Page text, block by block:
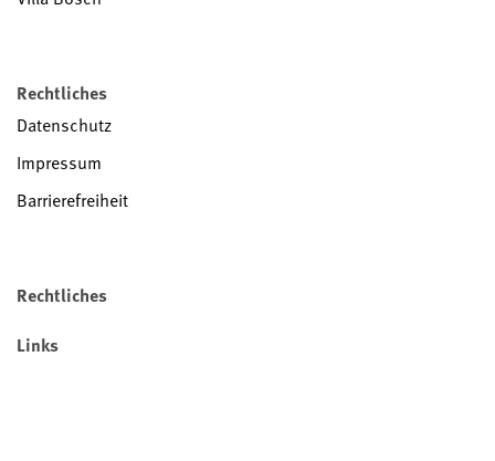
Rechtliches
Datenschutz
Impressum
Barrierefreiheit
Rechtliches
Links